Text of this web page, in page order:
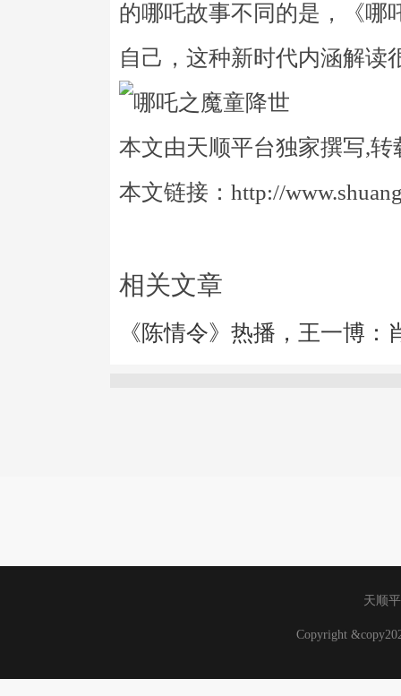
的哪吒故事不同的是，《哪
自己，这种新时代内涵解读
本文由天顺平台独家撰写,转
本文链接：http://
相关文章
《陈情令》热播，王一博
天顺
Copyright